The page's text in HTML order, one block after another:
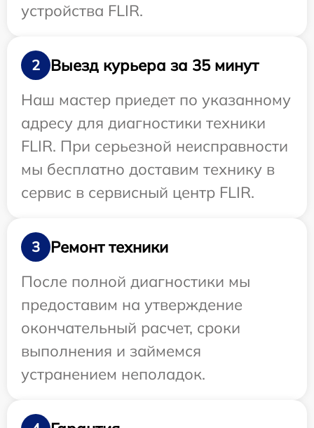
устройства FLIR.
2
Выезд курьера за 35 минут
Наш мастер приедет по указанному
адресу для диагностики техники
FLIR. При серьезной неисправности
мы бесплатно доставим технику в
сервис в сервисный центр FLIR.
3
Ремонт техники
После полной диагностики мы
предоставим на утверждение
окончательный расчет, сроки
выполнения и займемся
устранением неполадок.